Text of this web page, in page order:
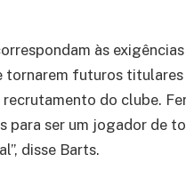
às
tornarem futuros
do clube.
para ser um jogador de
disse Barts.